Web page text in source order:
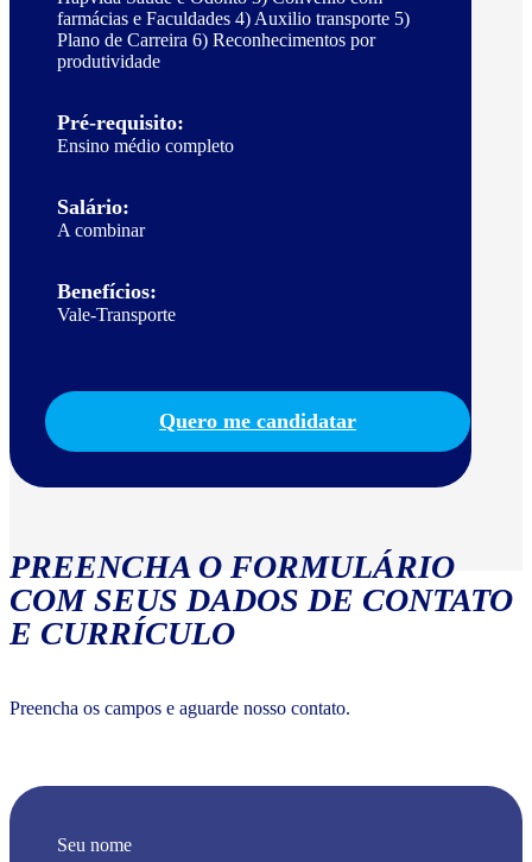
farmácias e Faculdades 4) Auxilio transporte 5)
Plano de Carreira 6) Reconhecimentos por
produtividade
Pré-requisito:
Ensino médio completo
Salário:
A combinar
Benefícios:
Vale-Transporte
Quero me candidatar
PREENCHA O FORMULÁRIO
COM SEUS DADOS DE CONTATO
E CURRÍCULO
Preencha os campos e aguarde nosso contato.
Seu nome